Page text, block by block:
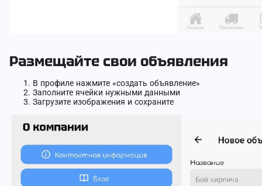
Размещайте свои объявления
В профиле нажмите «создать объявление»
Заполните ячейки нужными данными
Загрузите изображения и сохраните